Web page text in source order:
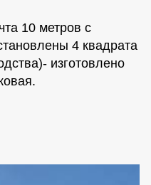
10 метров с
4 квадрата
изготовлено